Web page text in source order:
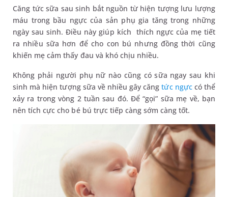
Căng tức sữa sau sinh bắt nguồn từ hiện tượng lưu lượng
máu trong bầu ngực của sản phụ gia tăng trong những
ngày sau sinh. Điều này giúp kích thích ngực của mẹ tiết
ra nhiều sữa hơn để cho con bú nhưng đồng thời cũng
khiến mẹ cảm thấy đau và khó chịu nhiều.
Không phải người phụ nữ nào cũng có sữa ngay sau khi
sinh mà hiện tượng sữa về nhiều gây căngtức ngựccó thể
xảy ra trong vòng 2 tuần sau đó. Để “gọi” sữa mẹ về, bạn
nên tích cực cho bé bú trực tiếp càng sớm càng tốt.